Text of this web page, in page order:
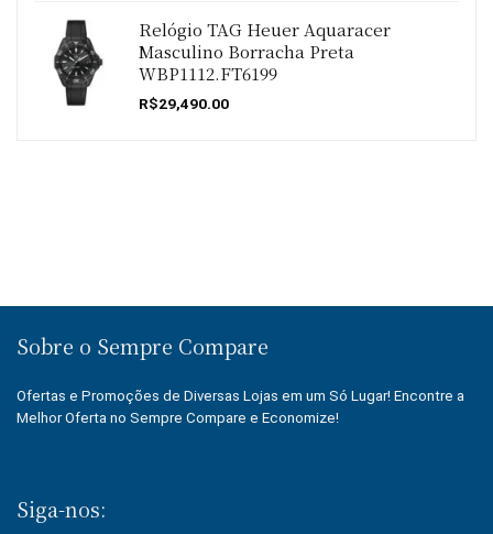
Relógio TAG Heuer Aquaracer
Masculino Borracha Preta
WBP1112.FT6199
R$29,490.00
Sobre o Sempre Compare
Ofertas e Promoções de Diversas Lojas em um Só Lugar! Encontre a
Melhor Oferta no Sempre Compare e Economize!
Siga-nos: